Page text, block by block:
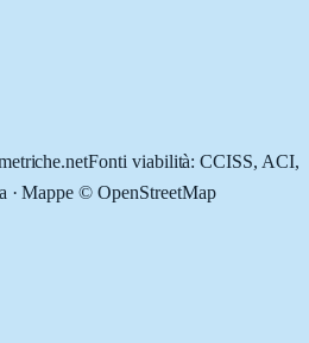
Fonti viabilità: CCISS, ACI,
· Mappe © OpenStreetMap